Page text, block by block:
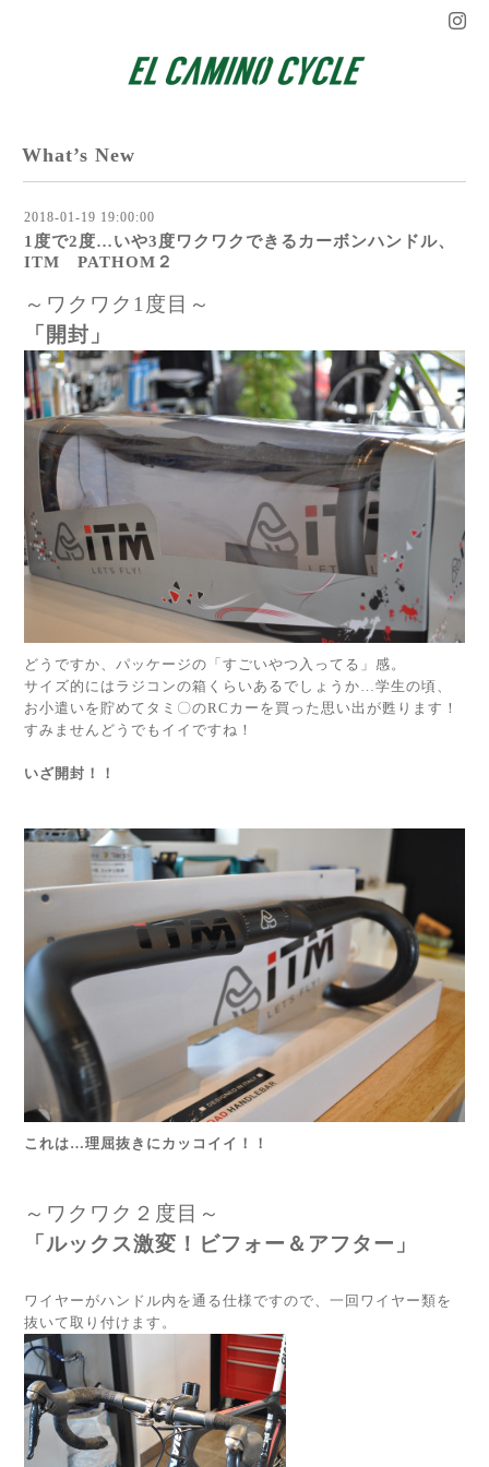
What’s New
2018-01-19 19:00:00
1度で2度…いや3度ワクワクできるカーボンハンドル、
ITM PATHOM２
～ワクワク1度目～
「開封」
どうですか、パッケージの「すごいやつ入ってる」感。
サイズ的にはラジコンの箱くらいあるでしょうか…学生の頃、
お小遣いを貯めてタミ〇のRCカーを買った思い出が甦ります！
すみませんどうでもイイですね！
いざ開封！！
これは…理屈抜きにカッコイイ！！
～ワクワク２度目～
「ルックス激変！ビフォー＆アフター」
ワイヤーがハンドル内を通る仕様ですので、一回ワイヤー類を
抜いて取り付けます。